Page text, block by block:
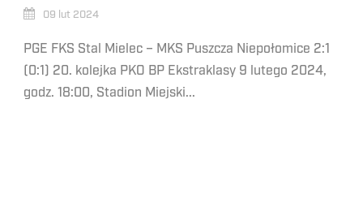
09 lut 2024
PGE FKS Stal Mielec – MKS Puszcza Niepołomice 2:1
(0:1) 20. kolejka PKO BP Ekstraklasy 9 lutego 2024,
godz. 18:00, Stadion Miejski...